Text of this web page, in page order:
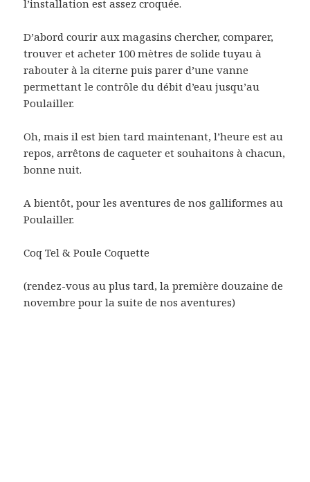
l’installation est assez croquée.
D’abord courir aux magasins chercher, comparer,
trouver et acheter 100 mètres de solide tuyau à
rabouter à la citerne puis parer d’une vanne
permettant le contrôle du débit d’eau jusqu’au
Poulailler.
Oh, mais il est bien tard maintenant, l’heure est au
repos, arrêtons de caqueter et souhaitons à chacun,
bonne nuit.
A bientôt, pour les aventures de nos galliformes au
Poulailler.
Coq Tel & Poule Coquette
(rendez-vous au plus tard, la première douzaine de
novembre pour la suite de nos aventures)